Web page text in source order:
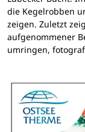
die Kegelrobben
zeigen. Zuletzt
aufgenommener
umringen,